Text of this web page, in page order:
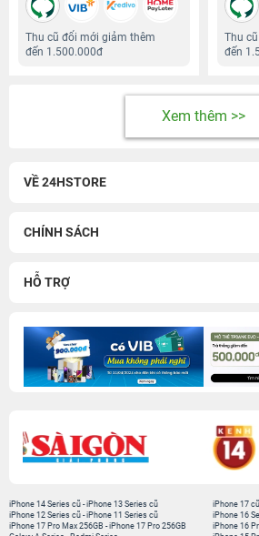
Thu cũ đổi mới giảm thêm
đến 1.500.000đ
Thu
đến
Xem thêm >>
VỀ 24HSTORE
CHÍNH SÁCH
HỖ TRỢ
iPhone 14 Series cũ -iPhone 13 Series cũ
iPhone 12 Series cũ -iPhone 11 Series cũ
iPhone 17 Pro Max 256GB -iPhone 17 Pro 256GB
iPhone 17 cũ
iPhone 16
iPhone 16